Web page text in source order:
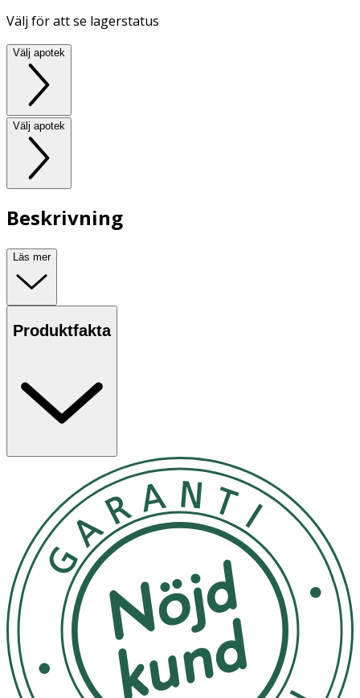
Välj för att se lagerstatus
Välj apotek
Välj apotek
Beskrivning
Läs mer
Produktfakta